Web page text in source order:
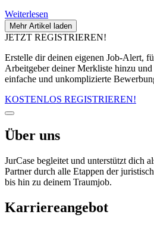
Weiterlesen
Mehr Artikel laden
JETZT REGISTRIEREN!
Erstelle dir deinen eigenen Job-Alert,
Arbeitgeber deiner Merkliste hinzu
einfache und unkomplizierte
KOSTENLOS REGISTRIEREN!
Über uns
JurCase begleitet und unterstützt dich
Partner durch alle Etappen der
bis hin zu deinem Traumjob.
Karriereangebot